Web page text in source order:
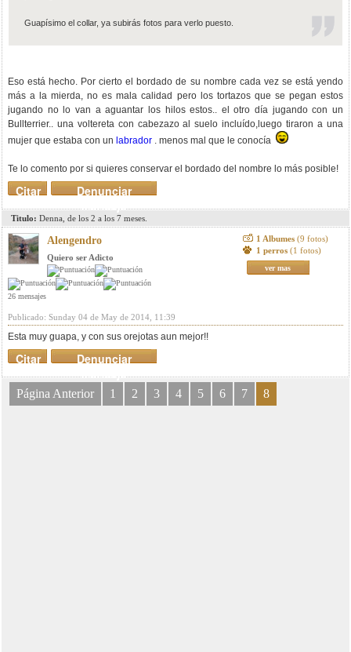
Guapísimo el collar, ya subirás fotos para verlo puesto.
Eso está hecho. Por cierto el bordado de su nombre cada vez se está yendo
más a la mierda, no es mala calidad pero los tortazos que se pegan estos
jugando no lo van a aguantar los hilos estos.. el otro día jugando con un
Bullterrier.. una voltereta con cabezazo al suelo incluído,luego tiraron a una
mujer que estaba con un labrador . menos mal que le conocía
Te lo comento por si quieres conservar el bordado del nombre lo más posible!
Denunciar
mensaje
Citar
Titulo: Denna, de los 2 a los 7 meses.
Alengendro
Quiero ser Adicto
26 mensajes
1 Albumes (9 fotos)
1 perros (1 fotos)
ver mas
Publicado: Sunday 04 de May de 2014, 11:39
Esta muy guapa, y con sus orejotas aun mejor!!
Denunciar
mensaje
Citar
Página Anterior 1 2 3 4 5 6 7 8